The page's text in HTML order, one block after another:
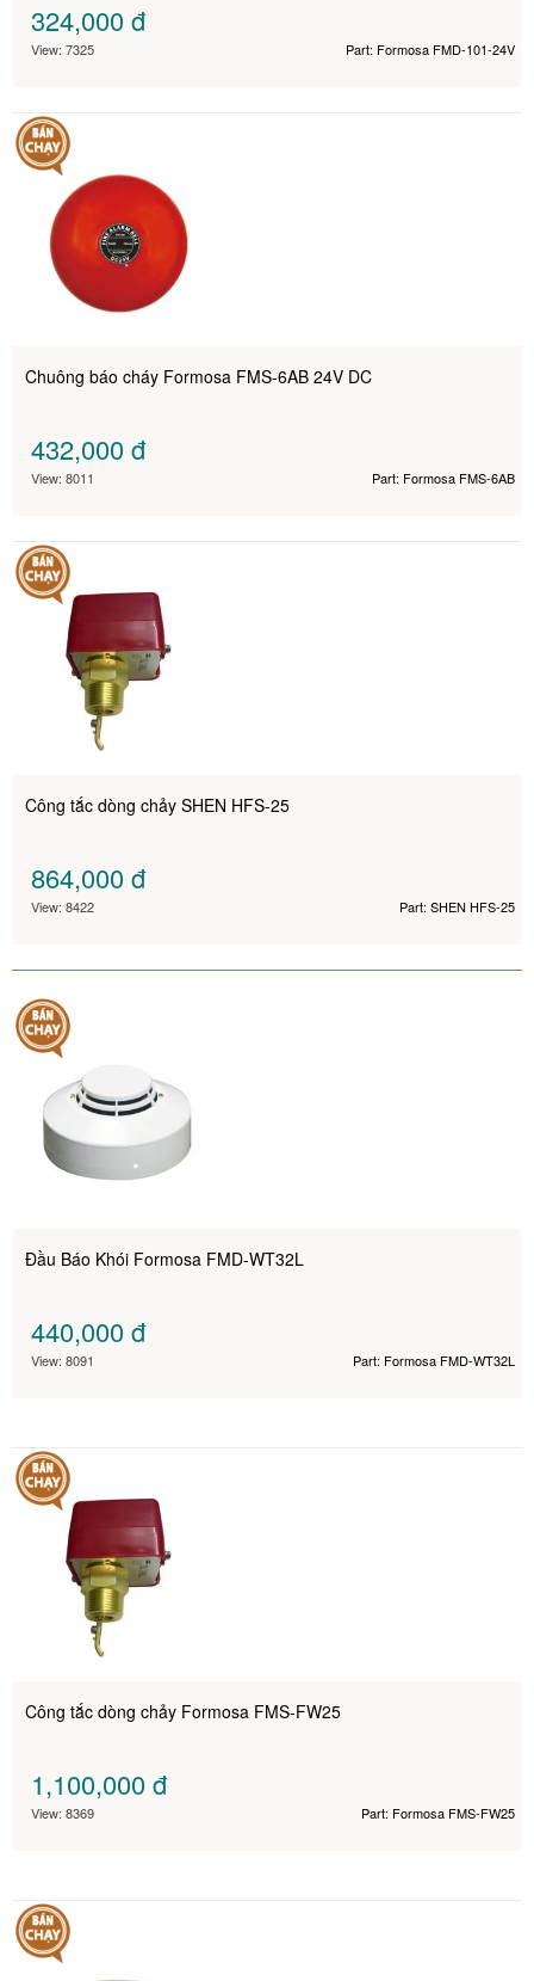
324,000đ
View: 7325 Part: Formosa FMD-101-24V
Chuông báo cháy Formosa FMS-6AB 24V DC
432,000đ
View: 8011 Part: Formosa FMS-6AB
Công tắc dòng chảy SHEN HFS-25
864,000đ
View: 8422 Part: SHEN HFS-25
Đầu Báo Khói Formosa FMD-WT32L
440,000đ
View: 8091 Part: Formosa FMD-WT32L
Công tắc dòng chảy Formosa FMS-FW25
1,100,000đ
View: 8369 Part: Formosa FMS-FW25